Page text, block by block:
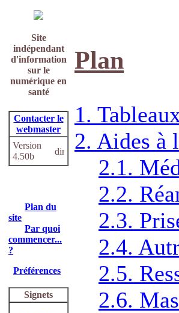
Site
indépendant
d'information
sur le
numérique en
santé
Contacter le
webmaster
Version
4.50b
Plan du
site
Par quoi
commencer...
?
Préférences
Signets
Plan
1.
2. Aides à
2.1.
2.2.
2.3.
2.4.
2.5.
2.6.